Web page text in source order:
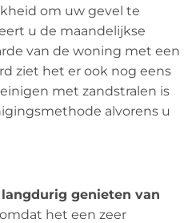
om uw gevel te
u de maandelijkse
van de woning met een
ziet het er ook nog eens
met zandstralen is
alvorens u
langdurig genieten van
het een zeer